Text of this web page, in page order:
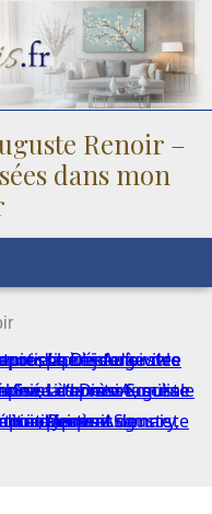
Renoir –
dans mon